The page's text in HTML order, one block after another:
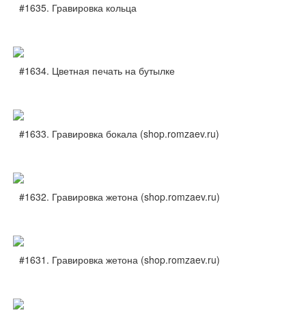
#1635. Гравировка кольца
#1634. Цветная печать на бутылке
#1633. Гравировка бокала (shop.romzaev.ru)
#1632. Гравировка жетона (shop.romzaev.ru)
#1631. Гравировка жетона (shop.romzaev.ru)